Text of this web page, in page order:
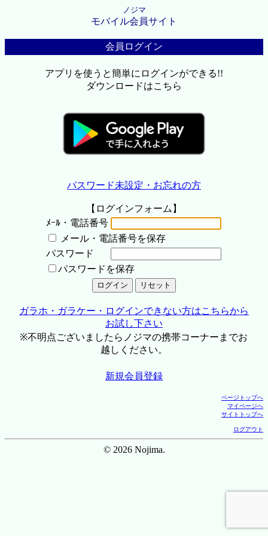
ノジマ
モバイル会員サイト
会員ログイン
アプリを使うと簡単にログインができる!!
ダウンロードはこちら
パスワード未設定・お忘れの方
【ログインフォーム】
ﾒｰﾙ・電話番号
メール・電話番号を保存
パスワード
パスワードを保存
ガラホ・ガラケー・ログインできない方はこちらから
お試し下さい
※不明点ございましたらノジマの携帯コーナーまでお
越しください。
新規会員登録
ページトップへ
マイページへ
サイトトップへ
ログアウト
© 2026 Nojima.